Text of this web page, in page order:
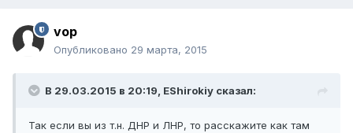
vop
Опубликовано 29 марта, 2015
В 29.03.2015 в 20:19, EShirokiy сказал:
Так если вы из т.н. ДНР и ЛНР, то расскажите как там